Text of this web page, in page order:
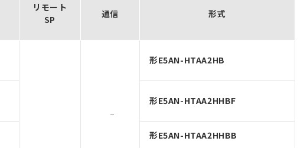
リモート
SP
通信 形式
形E5AN-HTAA2HB
形E5AN-HTAA2HHBF
形E5AN-HTAA2HHBB